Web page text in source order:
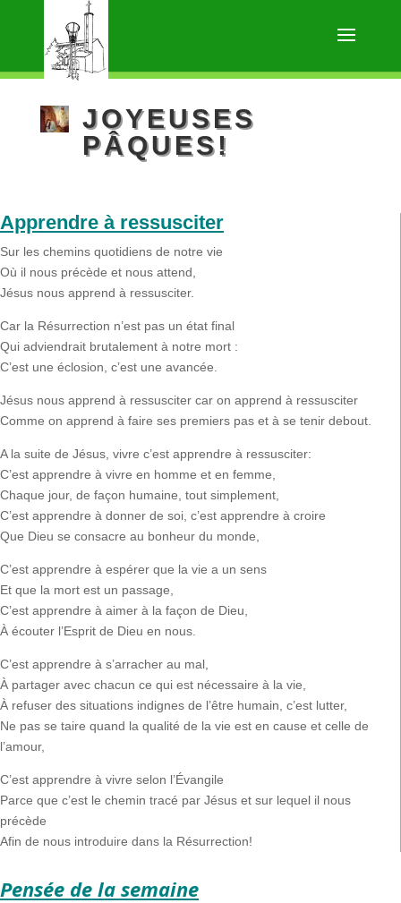
JOYEUSES
PÂQUES!
Apprendre à ressusciter
Sur les chemins quotidiens de notre vie
Où il nous précède et nous attend,
Jésus nous apprend à ressusciter.
Car la Résurrection n’est pas un état final
Qui adviendrait brutalement à notre mort :
C’est une éclosion, c’est une avancée.
Jésus nous apprend à ressusciter car on apprend à ressusciter
Comme on apprend à faire ses premiers pas et à se tenir debout.
A la suite de Jésus, vivre c’est apprendre à ressusciter:
C’est apprendre à vivre en homme et en femme,
Chaque jour, de façon humaine, tout simplement,
C’est apprendre à donner de soi, c’est apprendre à croire
Que Dieu se consacre au bonheur du monde,
C’est apprendre à espérer que la vie a un sens
Et que la mort est un passage,
C’est apprendre à aimer à la façon de Dieu,
À écouter l’Esprit de Dieu en nous.
C’est apprendre à s’arracher au mal,
À partager avec chacun ce qui est nécessaire à la vie,
À refuser des situations indignes de l’être humain, c’est lutter,
Ne pas se taire quand la qualité de la vie est en cause et celle de
l’amour,
C’est apprendre à vivre selon l’Évangile
Parce que c’est le chemin tracé par Jésus et sur lequel il nous
précède
Afin de nous introduire dans la Résurrection!
Pensée de la semaine